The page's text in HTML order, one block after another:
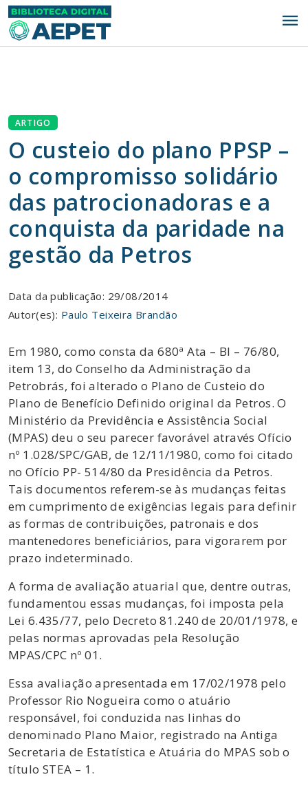
menu
ARTIGO
O custeio do plano PPSP –
o compromisso solidário
das patrocionadoras e a
conquista da paridade na
gestão da Petros
Data da publicação: 29/08/2014
Autor(es): Paulo Teixeira Brandão
Em 1980, como consta da 680ª Ata – BI – 76/80,
item 13, do Conselho da Administração da
Petrobrás, foi alterado o Plano de Custeio do
Plano de Benefício Definido original da Petros. O
Ministério da Previdência e Assistência Social
(MPAS) deu o seu parecer favorável através Ofício
nº 1.028/SPC/GAB, de 12/11/1980, como foi citado
no Ofício PP- 514/80 da Presidência da Petros.
Tais documentos referem-se às mudanças feitas
em cumprimento de exigências legais para definir
as formas de contribuições, patronais e dos
mantenedores beneficiários, para vigorarem por
prazo indeterminado.
A forma de avaliação atuarial que, dentre outras,
fundamentou essas mudanças, foi imposta pela
Lei 6.435/77, pelo Decreto 81.240 de 20/01/1978, e
pelas normas aprovadas pela Resolução
MPAS/CPC nº 01.
Essa avaliação apresentada em 17/02/1978 pelo
Professor Rio Nogueira como o atuário
responsável, foi conduzida nas linhas do
denominado Plano Maior, registrado na Antiga
Secretaria de Estatística e Atuária do MPAS sob o
título STEA – 1.